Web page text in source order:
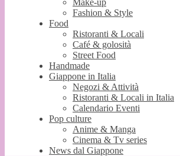
Make-up
Fashion & Style
Food
Ristoranti & Locali
Café & golosità
Street Food
Handmade
Giappone in Italia
Negozi & Attività
Ristoranti & Locali in Italia
Calendario Eventi
Pop culture
Anime & Manga
Cinema & Tv series
News dal Giappone